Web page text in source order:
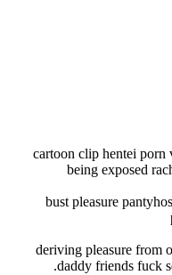
cartoon clip hentei porn
being exposed
bust pleasure
deriving pleasure from
daddy friends fuck